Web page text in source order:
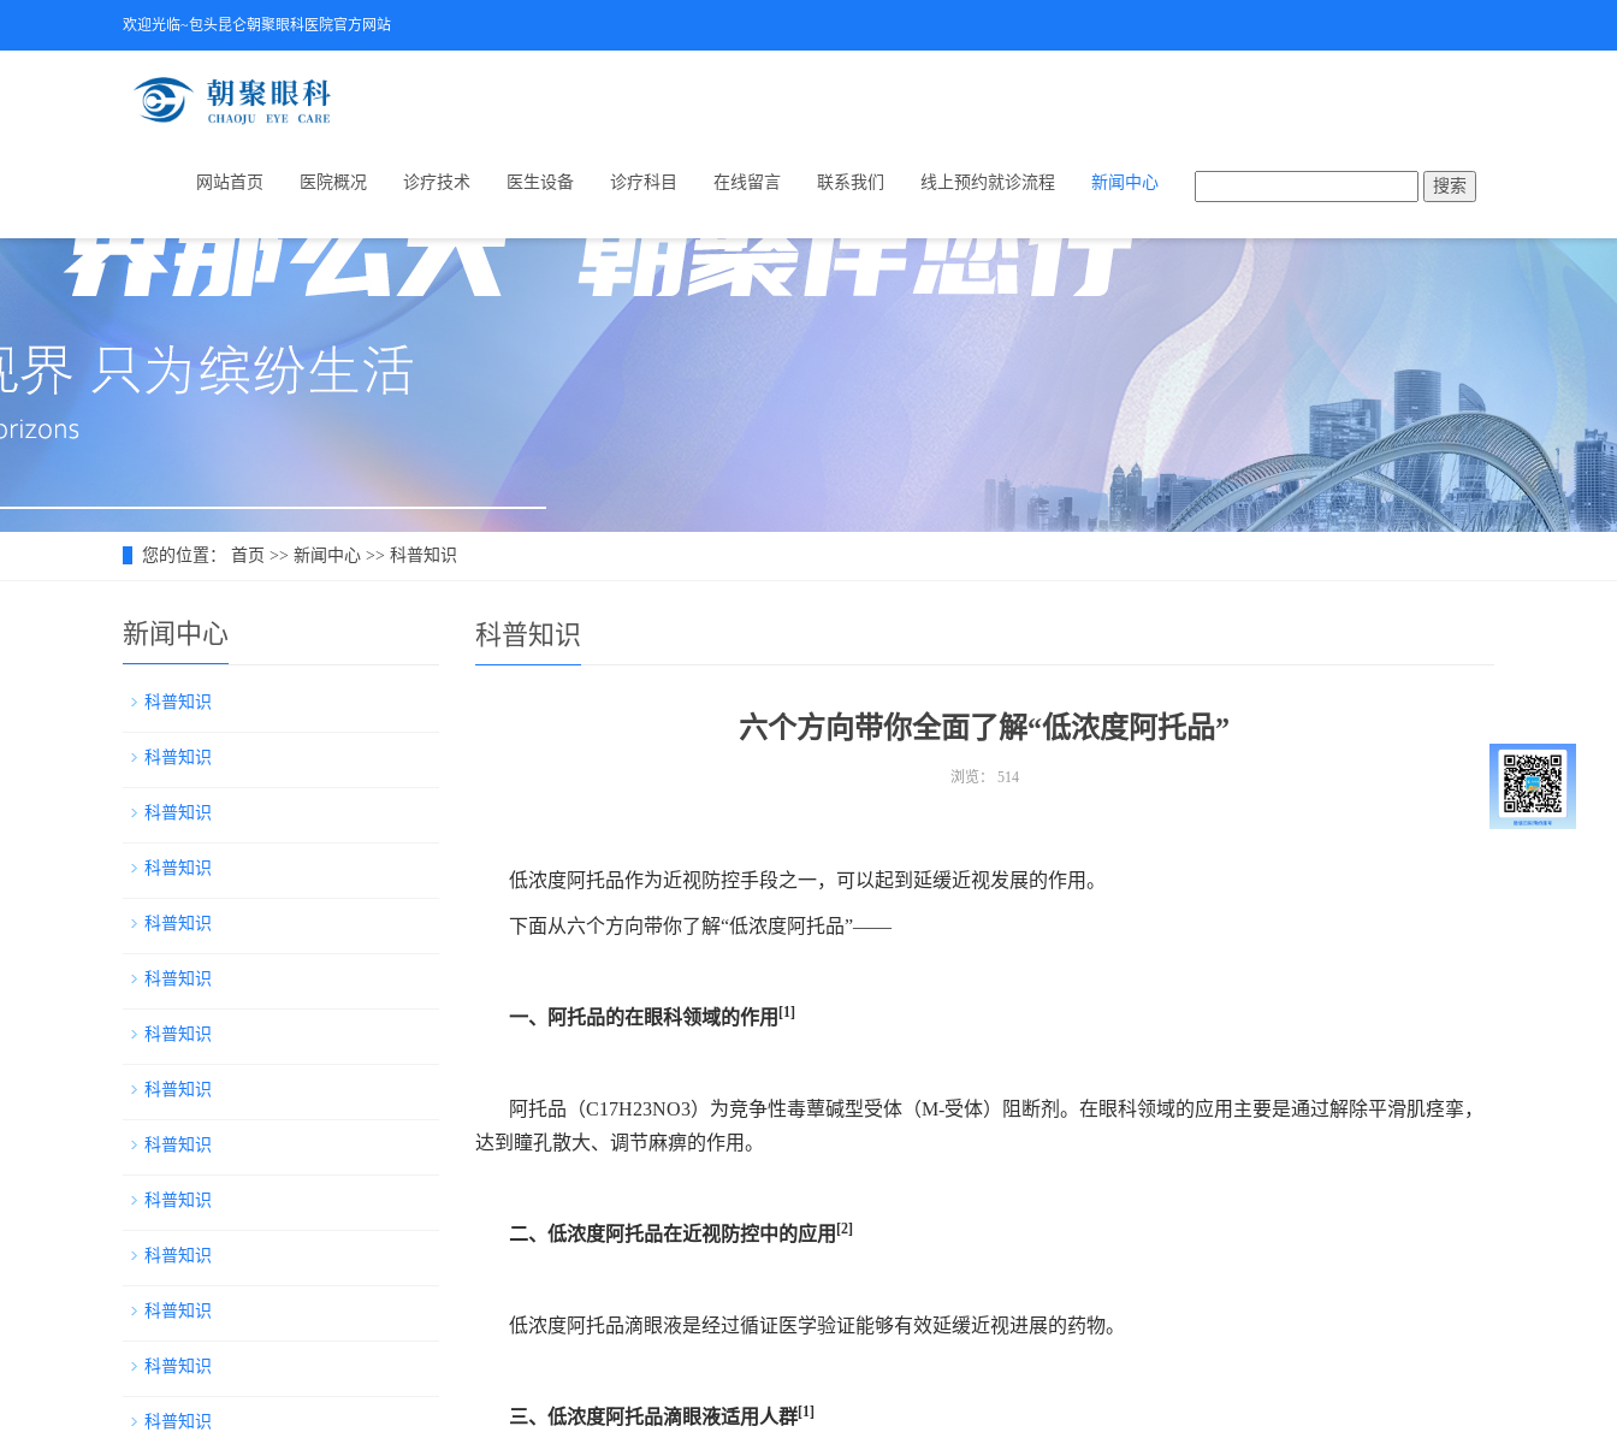
欢迎光临~包头昆仑朝聚眼科医院官方网站
网站首页 医院概况 诊疗技术 医生设备 诊疗科目 在线留言 联系我们 线上预约就诊流程 新闻中心 搜索
您的位置： 首页 >> 新闻中心 >> 科普知识
科普知识
六个方向带你全面了解“低浓度阿托品”
浏览： 514
低浓度阿托品作为近视防控手段之一， 可以起到延缓近视发展的作用。
下面从六个方向带你了解“低浓度阿托品”——
一、阿托品的在眼科领域的作用 [1]
阿托品（C17H23NO3）为竞争性毒蕈碱型受体（M-受体）阻断剂。在眼科领域的应用主要是通过解除平滑肌痉挛，
达到瞳孔散大、调节麻痹的作用。
二、低浓度阿托品在近视防控中的应用 [2]
低浓度阿托品滴眼液是经过循证医学验证能够有效延缓近视进展的药物。
三、低浓度阿托品滴眼液适用人群[1]
新闻中心
科普知识
科普知识
科普知识
科普知识
科普知识
科普知识
科普知识
科普知识
科普知识
科普知识
科普知识
科普知识
科普知识
科普知识